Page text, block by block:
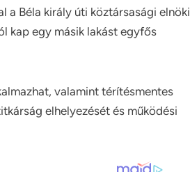
a Béla király úti köztársasági elnöki
kap egy másik lakást egyfős
valamint térítésmentes
elhelyezését és működési